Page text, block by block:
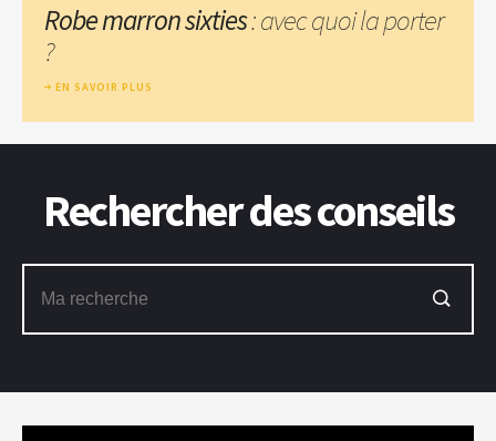
Robe marron sixties: avec quoi la porter
?
EN SAVOIR PLUS
Rechercher des conseils